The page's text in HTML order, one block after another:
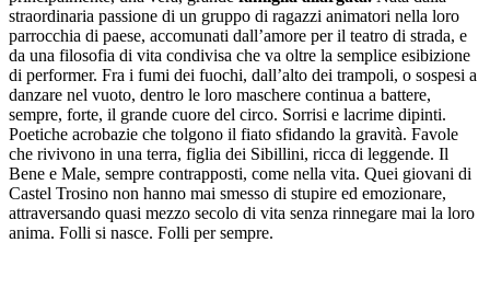
straordinaria passione di un gruppo di ragazzi animatori nella loro
parrocchia di paese, accomunati dall’amore per il teatro di strada, e
da una filosofia di vita condivisa che va oltre la semplice esibizione
di performer. Fra i fumi dei fuochi, dall’alto dei trampoli, o sospesi a
danzare nel vuoto, dentro le loro maschere continua a battere,
sempre, forte, il grande cuore del circo. Sorrisi e lacrime dipinti.
Poetiche acrobazie che tolgono il fiato sfidando la gravità. Favole
che rivivono in una terra, figlia dei Sibillini, ricca di leggende. Il
Bene e Male, sempre contrapposti, come nella vita. Quei giovani di
Castel Trosino non hanno mai smesso di stupire ed emozionare,
attraversando quasi mezzo secolo di vita senza rinnegare mai la loro
anima. Folli si nasce. Folli per sempre.